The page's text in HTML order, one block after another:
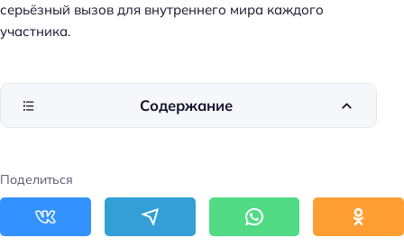
серьёзный вызов для внутреннего мира каждого
участника.
Содержание
Поделиться